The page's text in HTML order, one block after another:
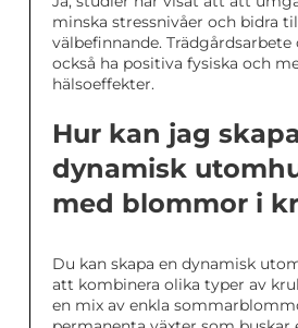
minska stressnivåer och bidra
välbefinnande.
också ha positiva fysiska och
hälsoeffekter.
Hur kan jag
dynamisk
med blommor i
Du kan skapa en dynamisk
att kombinera olika typer av
en mix av enkla